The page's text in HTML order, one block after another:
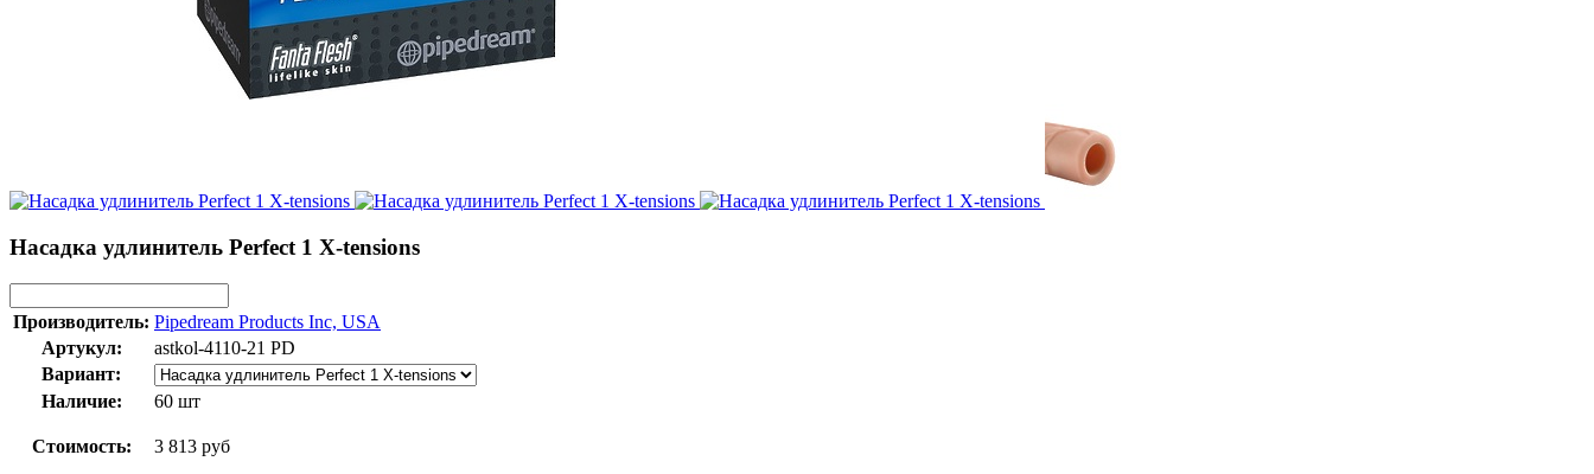
Насадка удлинитель Perfect 1 X-tensions
Производитель: Pipedream Products Inc, USA
Артукул:
astkol-4110-21 PD
Вариант:
Наличие:
60 шт
Стоимость: 3 813 руб